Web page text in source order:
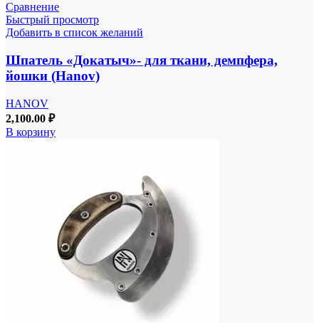
Сравнение
Быстрый просмотр
Добавить в список желаний
Шпатель «Докатыч»- для ткани, демпфера,
йошки (Hanov)
HANOV
2,100.00 ₽
В корзину